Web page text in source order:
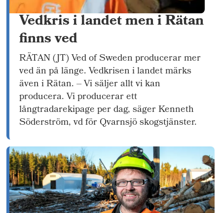
Vedkris i landet men i Rätan
finns ved
RÄTAN (JT) Ved of Sweden producerar mer
ved än på länge. Vedkrisen i landet märks
även i Rätan. – Vi säljer allt vi kan
producera. Vi producerar ett
långtradarekipage per dag, säger Kenneth
Söderström, vd för Qvarnsjö skogstjänster.